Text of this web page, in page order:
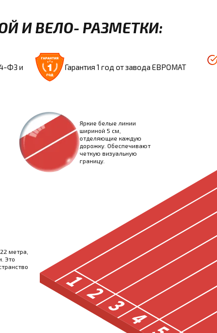
И ВЕЛО- РАЗМЕТКИ:
ФЗ и Гарантия 1 год от завода ЕВРОМАТ
Яркие белые линии
шириной 5 см,
отделяющие каждую
дорожку. Обеспечивают
четкую визуальную
границу.
метра,
Это